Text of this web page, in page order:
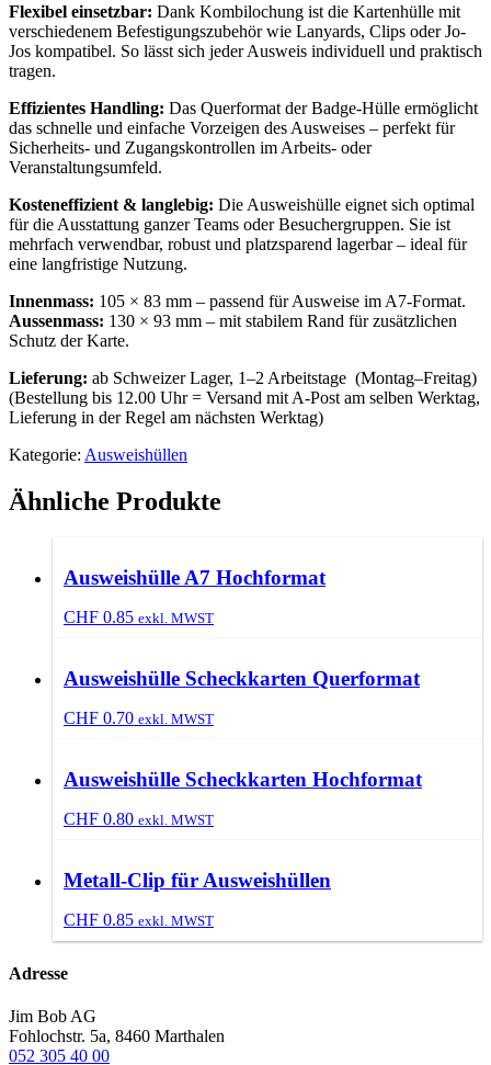
Flexibel einsetzbar: Dank Kombilochung ist die Kartenhülle mit
verschiedenem Befestigungszubehör wie Lanyards, Clips oder Jo-
Jos kompatibel. So lässt sich jeder Ausweis individuell und praktisch
tragen.
Effizientes Handling: Das Querformat der Badge-Hülle ermöglicht
das schnelle und einfache Vorzeigen des Ausweises – perfekt für
Sicherheits- und Zugangskontrollen im Arbeits- oder
Veranstaltungsumfeld.
Kosteneffizient & langlebig: Die Ausweishülle eignet sich optimal
für die Ausstattung ganzer Teams oder Besuchergruppen. Sie ist
mehrfach verwendbar, robust und platzsparend lagerbar – ideal für
eine langfristige Nutzung.
Innenmass: 105 × 83 mm – passend für Ausweise im A7-Format.
Aussenmass: 130 × 93 mm – mit stabilem Rand für zusätzlichen
Schutz der Karte.
Lieferung: ab Schweizer Lager, 1–2 Arbeitstage (Montag–Freitag)
(Bestellung bis 12.00 Uhr = Versand mit A-Post am selben Werktag,
Lieferung in der Regel am nächsten Werktag)
Kategorie: Ausweishüllen
Ähnliche Produkte
Ausweishülle A7 Hochformat
CHF 0.85 exkl. MWST
Ausweishülle Scheckkarten Querformat
CHF 0.70 exkl. MWST
Ausweishülle Scheckkarten Hochformat
CHF 0.80 exkl. MWST
Metall-Clip für Ausweishüllen
CHF 0.85 exkl. MWST
Adresse
Jim Bob AG
Fohlochstr. 5a, 8460 Marthalen
052 305 40 00